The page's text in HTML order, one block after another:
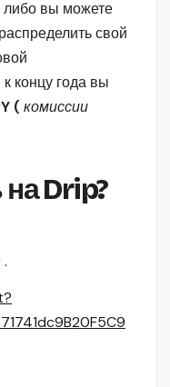
либо вы можете
свой
к концу года вы
(комиссии
Drip?
.